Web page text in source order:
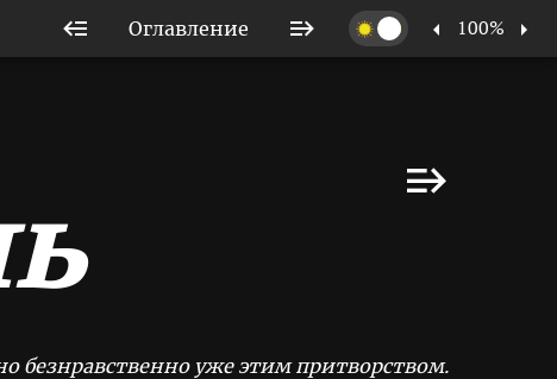
Оглавление 100%
безнравственно уже этим притворством.